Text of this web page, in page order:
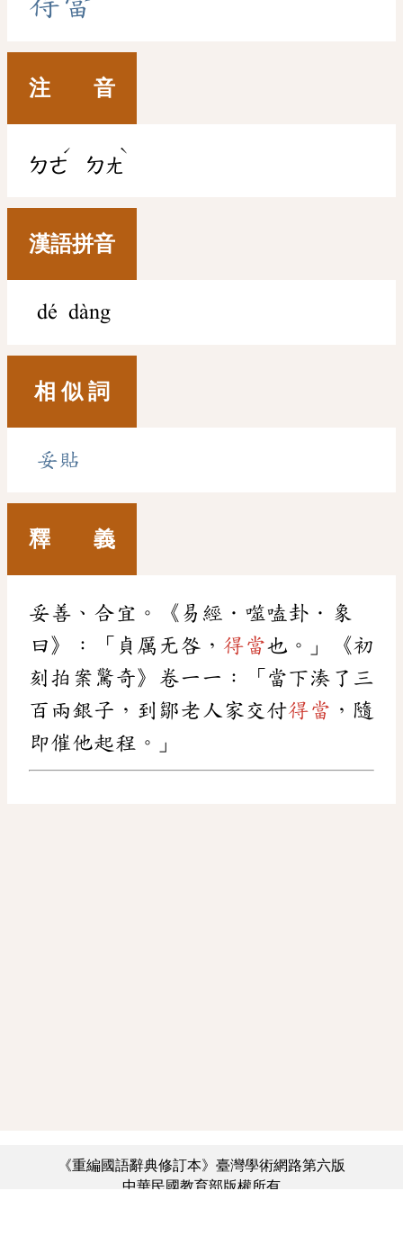
注 音
ㄉㄜ
ˊ
ㄉㄤ
ˋ
漢語拼音
dé dàng
相 似 詞
妥貼
釋 義
妥善、合宜。《易經．噬嗑卦．象
曰》：「貞厲无咎， 得當也。」《初
刻拍案驚奇》卷一一：「當下湊了三
百兩銀子，到鄒老人家交付得當 ，隨
即催他起程。」
《重編國語辭典修訂本》臺灣學術網路第六版
中華民國教育部版權所有